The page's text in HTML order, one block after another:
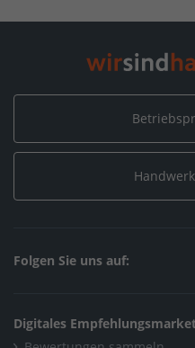
Home / Sanitär, Heizung,
Baden-Württemberg /
Folgen Sie uns auf:
Digitales